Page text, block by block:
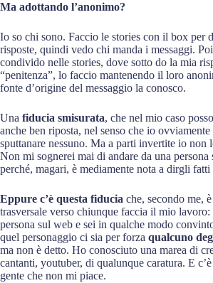
Ma adottando l’anonimo?
Io so chi sono. Faccio le stories con il box per
risposte, quindi vedo chi manda i messaggi.
condivido nelle stories, dove sotto do la mia
“penitenza”, lo faccio mantenendo il loro
fonte d’origine del messaggio la conosco.
Una fiducia smisurata, che nel mio caso
anche ben riposta, nel senso che io
sputtanare nessuno. Ma a parti invertite io non
Non mi sognerei mai di andare da una persona
perché, magari, è mediamente nota a dirgli fatti
Eppure c’è questa fiducia che, secondo me,
trasversale verso chiunque faccia il mio lavoro:
persona sul web e sei in qualche modo
quel personaggio ci sia per forza qualcuno
ma non è detto. Ho conosciuto una marea di
cantanti, youtuber, di qualunque caratura. E
gente che non mi piace.